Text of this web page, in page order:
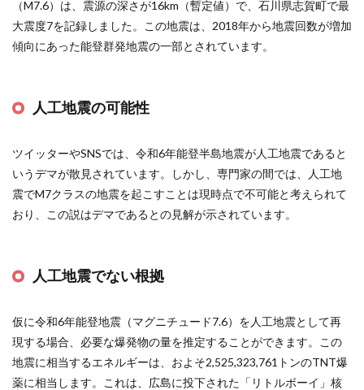
（M7.6）は、震源の深さが16km（暫定値）で、石川県志賀町で最
大震度7を記録しました。この地震は、2018年から地震回数が増加
傾向にあった能登群発地震の一部とされています​​。
人工地震の可能性
ツイッターやSNSでは、令和6年能登半島地震が人工地震であると
いうデマが散見されています。しかし、専門家の間では、人工地
震でM7クラスの地震を起こすことは現時点で不可能と考えられて
おり、この説はデマであるとの見解が示されています​​。
人工地震でない根拠
仮に令和6年能登地震（マグニチュード7.6）を人工地震として再
現する場合、必要な爆発物の量を推定することができます。この
地震に相当するエネルギーは、およそ2,525,323,761トンのTNT爆
薬に相当します。これは、広島に投下された「リトルボーイ」核